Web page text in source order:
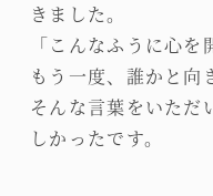
きました。
「こんなふうに心を
もう一度、誰かと向
そんな言葉をいただ
しかったです。